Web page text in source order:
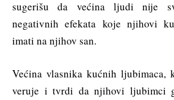
sugerišu da većina ljudi nije
negativnih efekata koje njihovi
imati na njihov san.
Većina vlasnika kućnih ljubimaca,
veruje i tvrdi da njihovi ljubimci